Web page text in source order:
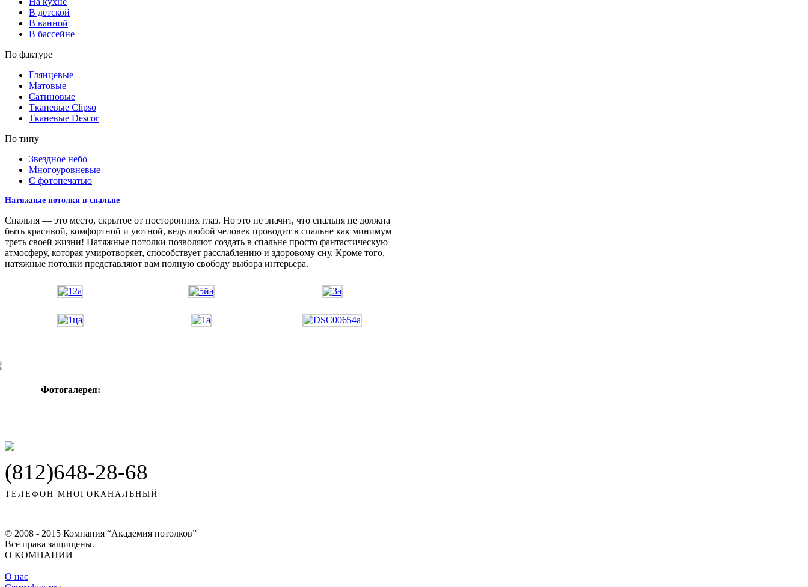
В детской
В ванной
В бассейне
По фактуре
Глянцевые
Матовые
Сатиновые
Тканевые Clipso
Тканевые Descor
По типу
Звездное небо
Многоуровневые
С фотопечатью
Натяжные потолки в спальне
Спальня — это место, скрытое от посторонних глаз. Но это не значит, что спальня не должна
быть красивой, комфортной и уютной, ведь любой человек проводит в спальне как минимум
треть своей жизни! Натяжные потолки позволяют создать в спальне просто фантастическую
атмосферу, которая умиротворяет, способствует расслаблению и здоровому сну. Кроме того,
натяжные потолки представляют вам полную свободу выбора интерьера.
Фотогалерея:
(812)648-28-68
ТЕЛЕФОН МНОГОКАНАЛЬНЫЙ
© 2008 - 2015 Компания “Академия потолков”
Все права защищены.
О КОМПАНИИ
О нас